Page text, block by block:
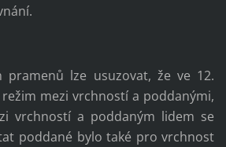
pramenů lze usuzovat, že ve 12.
mezi vrchností a poddanými,
vrchností a poddaným lidem se
poddané bylo také pro vrchnost